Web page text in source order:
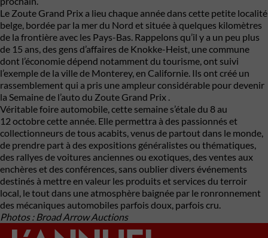
Le Zoute Grand Prix a lieu chaque année dans cette petite localité
belge, bordée par la mer du Nord et située à quelques kilomètres
de la frontière avec les Pays-Bas. Rappelons qu’il y a un peu plus
de 15 ans, des gens d’affaires de Knokke-Heist, une commune
dont l’économie dépend notamment du tourisme, ont suivi
l’exemple de la ville de Monterey, en Californie. Ils ont créé un
rassemblement qui a pris une ampleur considérable pour devenir
la Semaine de l’auto du Zoute Grand Prix .
Véritable foire automobile, cette semaine s’étale du 8 au
12 octobre cette année. Elle permettra à des passionnés et
collectionneurs de tous acabits, venus de partout dans le monde,
de prendre part à des expositions généralistes ou thématiques,
des rallyes de voitures anciennes ou exotiques, des ventes aux
enchères et des conférences, sans oublier divers événements
destinés à mettre en valeur les produits et services du terroir
local, le tout dans une atmosphère baignée par le ronronnement
des mécaniques automobiles parfois doux, parfois cru.
Photos : Broad Arrow Auctions